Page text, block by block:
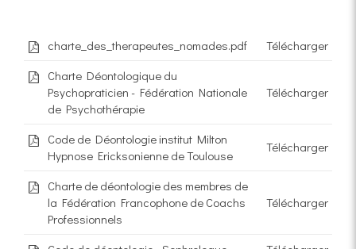
charte_des_therapeutes_nomades.pdf
Télécharger
Charte Déontologique du
Psychopraticien - Fédération Nationale
de Psychothérapie
Télécharger
Code de Déontologie institut Milton
Hypnose Ericksonienne de Toulouse
Télécharger
Charte de déontologie des membres de
la Fédération Francophone de Coachs
Professionnels
Télécharger